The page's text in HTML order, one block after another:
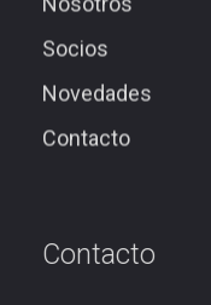
Socios
Novedades
Contacto
Contacto